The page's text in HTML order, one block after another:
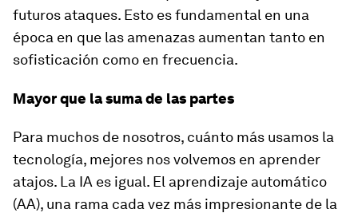
futuros ataques. Esto es fundamental en una
época en que las amenazas aumentan tanto en
sofisticación como en frecuencia.
Mayor que la suma de las partes
Para muchos de nosotros, cuánto más usamos la
tecnología, mejores nos volvemos en aprender
atajos. La IA es igual. El aprendizaje automático
(AA), una rama cada vez más impresionante de la